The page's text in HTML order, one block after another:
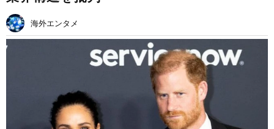
海外エンタメ